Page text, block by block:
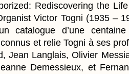
Rediscovering the
Victor Togni (1935 –
catalogue d’une centaine
et relie Togni à ses
Jean Langlais, Olivier
Demessieux, et